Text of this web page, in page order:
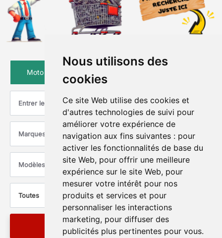
Nous utilisons des
cookies
Ce site Web utilise des cookies et
d'autres technologies de suivi pour
améliorer votre expérience de
navigation aux fins suivantes : pour
activer les fonctionnalités de base du
site Web, pour offrir une meilleure
expérience sur le site Web, pour
mesurer votre intérêt pour nos
produits et services et pour
personnaliser les interactions
marketing, pour diffuser des
publicités plus pertinentes pour vous.
Moto Scooter
Marques
Modèles
Toutes
rechercher